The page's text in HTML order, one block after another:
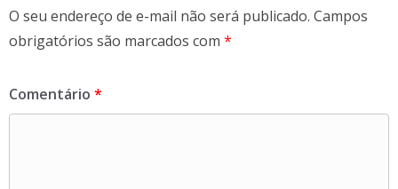
O seu endereço de e-mail não será publicado. Campos
obrigatórios são marcados com *
Comentário *